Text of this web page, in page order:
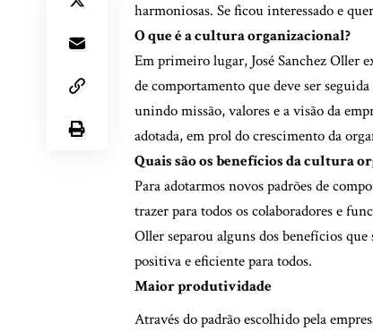
harmoniosas. Se ficou interessado e
O que é a cultura organizacional?
Em primeiro lugar, José Sanchez Oller
de comportamento que deve ser
unindo missão, valores e a visão da
adotada, em prol do crescimento da
Quais são os benefícios da cultura
Para adotarmos novos padrões de
trazer para todos os colaboradores e
Oller separou alguns dos benefícios
positiva e eficiente para todos.
Maior produtividade
Através do padrão escolhido pela